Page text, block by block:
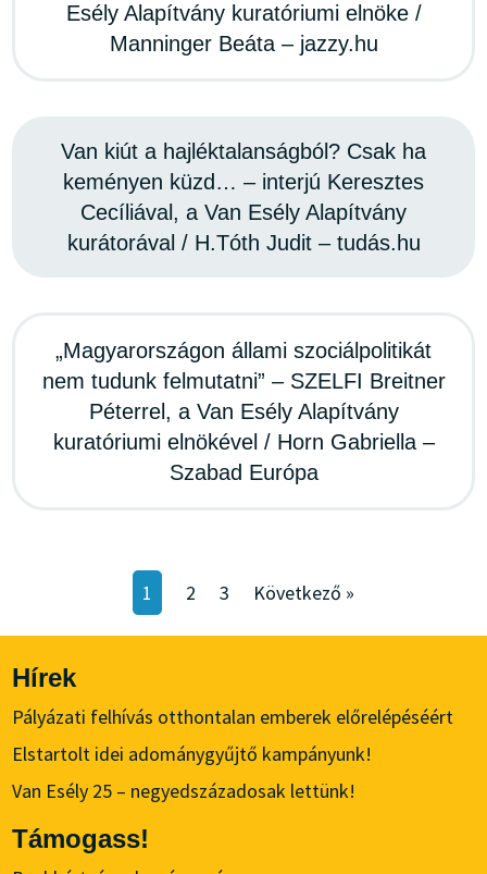
Esély Alapítvány kuratóriumi elnöke /
Manninger Beáta – jazzy.hu
Van kiút a hajléktalanságból? Csak ha
keményen küzd… – interjú Keresztes
Cecíliával, a Van Esély Alapítvány
kurátorával / H.Tóth Judit – tudás.hu
„Magyarországon állami szociálpolitikát
nem tudunk felmutatni” – SZELFI Breitner
Péterrel, a Van Esély Alapítvány
kuratóriumi elnökével / Horn Gabriella –
Szabad Európa
1 2 3 Következő »
Hírek
Pályázati felhívás otthontalan emberek előrelépéséért
Elstartolt idei adománygyűjtő kampányunk!
Van Esély 25 – negyedszázadosak lettünk!
Támogass!